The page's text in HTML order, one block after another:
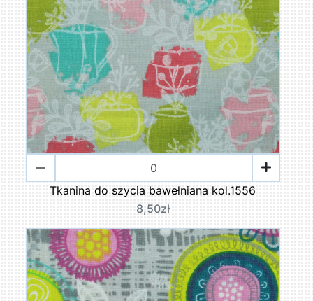
Tkanina do szycia bawełniana kol.1556
8,50zł